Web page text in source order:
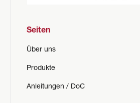
Seiten
Über uns
Produkte
Anleitungen / DoC